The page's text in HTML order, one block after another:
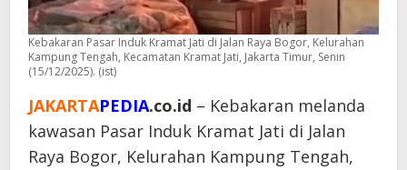
Kebakaran Pasar Induk Kramat Jati di Jalan Raya Bogor, Kelurahan
Kampung Tengah, Kecamatan Kramat Jati, Jakarta Timur, Senin
(15/12/2025). (ist)
JAKARTAPEDIA.co.id – Kebakaran melanda
kawasan Pasar Induk Kramat Jati di Jalan
Raya Bogor, Kelurahan Kampung Tengah,